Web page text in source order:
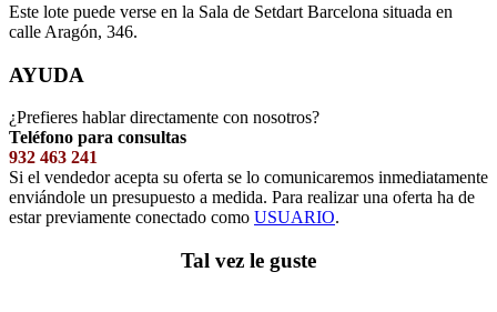
Este lote puede verse en la Sala de Setdart Barcelona situada en
calle Aragón, 346.
AYUDA
¿Prefieres hablar directamente con nosotros?
Teléfono para consultas
932 463 241
Si el vendedor acepta su oferta se lo comunicaremos inmediatamente
enviándole un presupuesto a medida. Para realizar una oferta ha de
estar previamente conectado como USUARIO.
Tal vez le guste